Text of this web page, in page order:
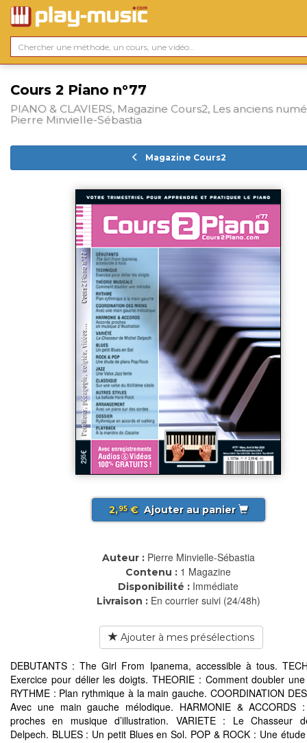
Cours 2 Piano n°77
PIANO & CLAVIERS, Magazine Cours2, Les anciens
Pierre Minvielle-Sébastia
Magazine Cours2
2,95€ Ajouter au panier
Auteur : Pierre Minvielle-Sébastia
Contenu : 1 Magazine
Disponibilité : Immédiate
Livraison : En courrier suivi (24/48h)
Ajouter à mes présélections
DEBUTANTS : The Girl From Ipanema, accessible à tous.
Exercice pour délier les doigts. THEORIE : Comment doubler
RYTHME : Plan rythmique à la main gauche. COORDINATION
Avec une main gauche mélodique. HARMONIE & ACCORDS
proches en musique d’illustration. VARIETE : Le Chasseur
Delpech. BLUES : Un petit Blues en Sol. POP & ROCK : Une